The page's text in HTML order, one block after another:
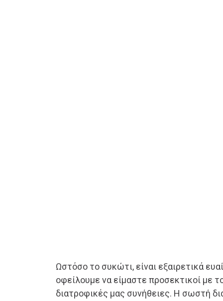
Ωστόσο το συκώτι, είναι εξαιρετικά
οφείλουμε να είμαστε προσεκτικοί με
διατροφικές μας συνήθειες. Η σωστή